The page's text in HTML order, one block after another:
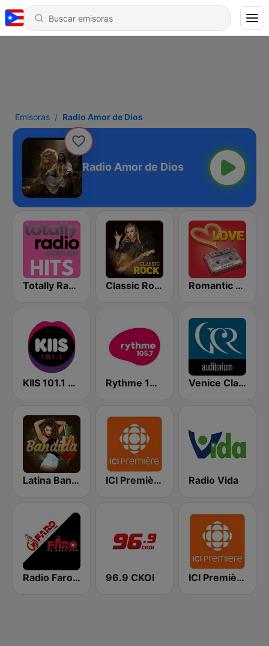
Emisoras Radio Amor de Dios
Radio Amor de Dios
Totally Radio Hits Classic Rock Station Romantic Vibes
KIIS 101.1 Melbourne Rythme 105.7 FM Venice Classic Radio | VCR Auditorium
Latina Bandida! ICI Première Québec Radio Vida
Radio Faro de Santidad 96.9 CKOI ICI Première Montréal